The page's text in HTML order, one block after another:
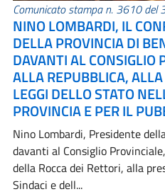
Comunicato stampa n. 3610
NINO LOMBARDI, IL
DELLA PROVINCIA DI
DAVANTI AL CONSIGLIO
ALLA REPUBBLICA,
LEGGI DELLO STATO
PROVINCIA E PER IL
Nino Lombardi, Presidente
davanti al Consiglio
della Rocca dei Rettori, alla
Sindaci e dell...